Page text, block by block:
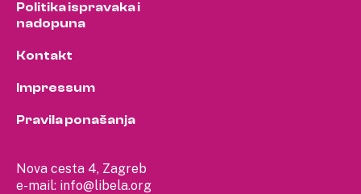
Nova cesta 4, Zagreb
e-mail: info@libela.org
Politika ispravaka i
nadopuna
Kontakt
Impressum
Pravila ponašanja